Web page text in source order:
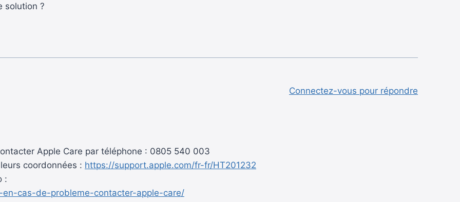
solution ?
Apple Care par téléphone : 0805 540 003
coordonnées : https://support.apple.com/fr-fr/HT201232
:
cas-de-probleme-contacter-apple-care/
Connectez-vous pour répondre